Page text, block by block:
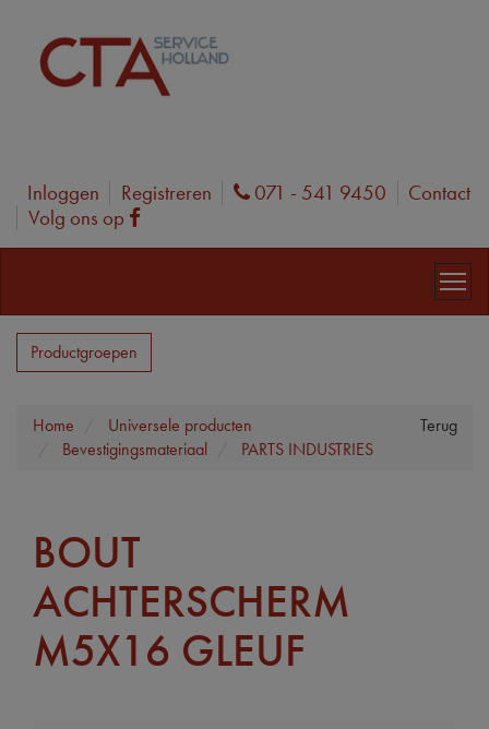
Inloggen Registreren Phone
071 - 541 9450
Contact
Volg ons op
Facebook
Productgroepen
Terug
Home
Universele producten
Bevestigingsmateriaal
PARTS INDUSTRIES
BOUT
ACHTERSCHERM
M5X16 GLEUF